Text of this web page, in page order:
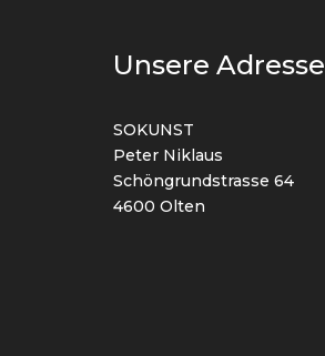
Unsere Adresse
SOKUNST
Peter Niklaus
Schöngrundstrasse 64
4600 Olten